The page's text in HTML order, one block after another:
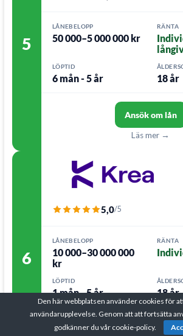
5
LÅNEBELOPP
50 000–5 000 000 kr
RÄNTA
LÖPTID
6 mån - 5 år 18 år
Ansök om lån
Läs mer →
6
5,0/5
LÅNEBELOPP
10 000–30 000 000
kr
RÄNTA
LÖPTID
1 mån - 5 år 18 år
Ansök om lån
Den här webbplatsen använder cookies för
användarupplevelse. Genom att att fortsätta
godkänner du vår cookie-policy.